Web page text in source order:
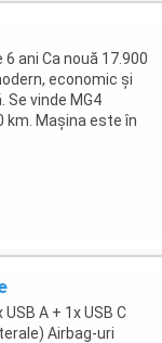
ani Ca nouă 17.900
economic și
vinde MG4
km. Mașina este în
A + 1x USB C
Airbag-uri